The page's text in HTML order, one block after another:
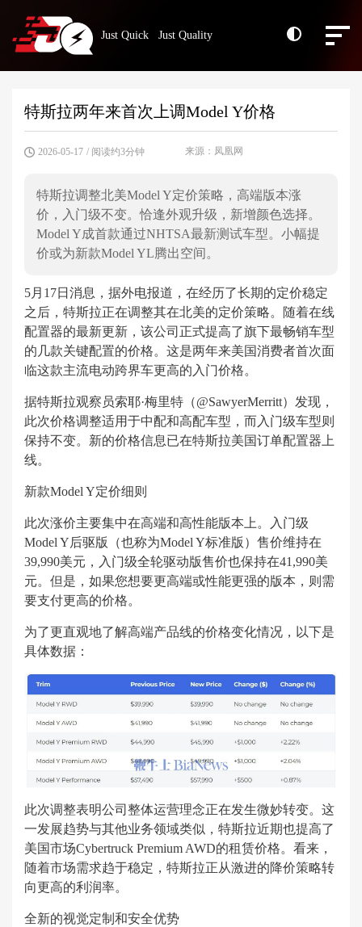
Just Quick Just Quality
特斯拉两年来首次上调Model Y价格
2026-05-17 / 阅读约3分钟 来源：凤凰网
特斯拉调整北美Model Y定价策略，高端版本涨
价，入门级不变。恰逢外观升级，新增颜色选择。
Model Y成首款通过NHTSA最新测试车型。小幅提
价或为新款Model YL腾出空间。
5月17日消息，据外电报道，在经历了长期的定价稳定
之后，特斯拉正在调整其在北美的定价策略。随着在线
配置器的最新更新，该公司正式提高了旗下最畅销车型
的几款关键配置的价格。这是两年来美国消费者首次面
临这款主流电动跨界车更高的入门价格。
据特斯拉观察员索耶·梅里特（@SawyerMerritt）发现，
此次价格调整适用于中配和高配车型，而入门级车型则
保持不变。新的价格信息已在特斯拉美国订单配置器上
线。
新款Model Y定价细则
此次涨价主要集中在高端和高性能版本上。入门级
Model Y后驱版（也称为Model Y标准版）售价维持在
39,990美元，入门级全轮驱动版售价也保持在41,990美
元。但是，如果您想要更高端或性能更强的版本，则需
要支付更高的价格。
为了更直观地了解高端产品线的价格变化情况，以下是
具体数据：
此次调整表明公司整体运营理念正在发生微妙转变。这
一发展趋势与其他业务领域类似，特斯拉近期也提高了
美国市场Cybertruck Premium AWD的租赁价格。看来，
随着市场需求趋于稳定，特斯拉正从激进的降价策略转
向更高的利润率。
全新的视觉定制和安全优势